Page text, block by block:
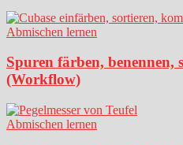
Abmischen lernen
Spuren färben, benennen,
(Workflow)
Abmischen lernen